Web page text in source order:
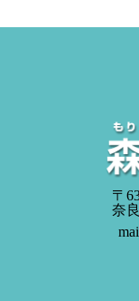
〒
奈